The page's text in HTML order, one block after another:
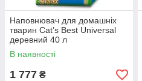
Наповнювач для домашніх
тварин Cat’s Best Universal
деревний 40 л
В наявності
1 777 ₴